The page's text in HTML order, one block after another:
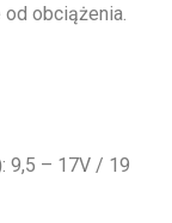
obciążenia.
: 9,5 – 17V / 19